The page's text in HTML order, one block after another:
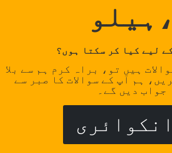
ہیلو،
لیے کیا کر سکتا ہوں؟
ہیں تو، براہ کرم ہم سے بلا
ہم آپ کے سوالات کا صبر سے
جواب دیں گے۔
انکوائری